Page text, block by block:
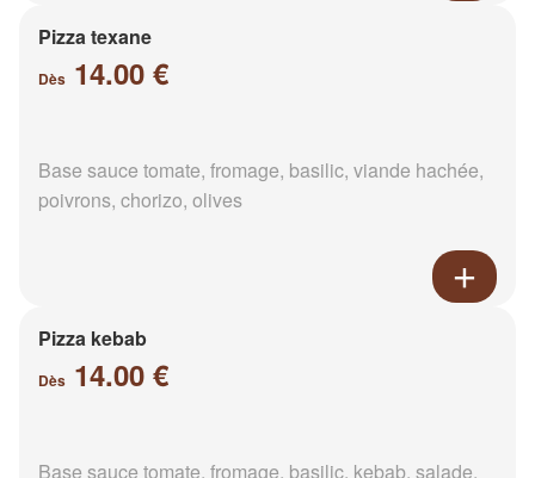
Pizza texane
Dès 14.00 €
Base sauce tomate, fromage, basilic, viande hachée,
poivrons, chorizo, olives
Pizza kebab
Dès 14.00 €
Base sauce tomate, fromage, basilic, kebab, salade,